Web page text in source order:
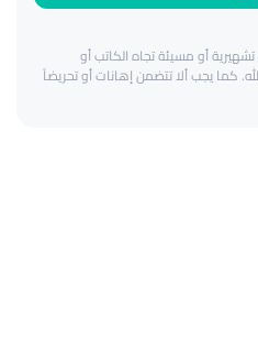
أو مسيئة تجاه الكاتب أو
كما يجب ألا تتضمن إهانات أو تحريضاً